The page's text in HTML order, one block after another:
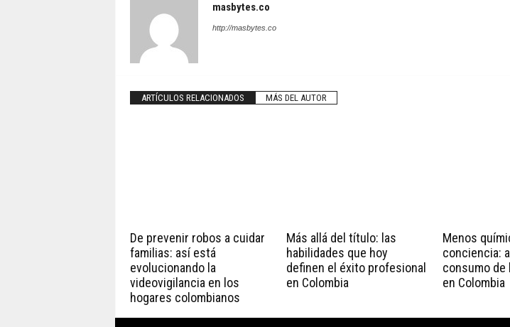
masbytes.co
http://masbytes.co
ARTÍCULOS RELACIONADOS MÁS DEL AUTOR
De prevenir robos a cuidar
familias: así está
evolucionando la
videovigilancia en los
hogares colombianos
Más allá del título: las
habilidades que hoy
definen el éxito profesional
en Colombia
Menos
conciencia:
consumo de
en Colombia